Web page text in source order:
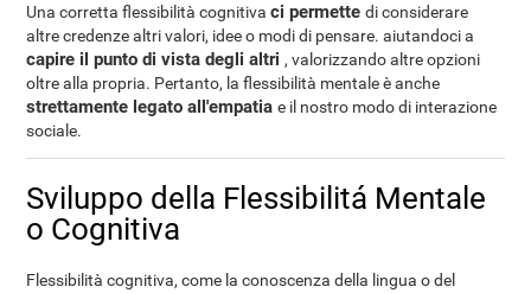
Una corretta flessibilità cognitivaci permettedi considerare
altre credenze altri valori, idee o modi di pensare. aiutandoci a
capire il punto di vista degli altri, valorizzando altre opzioni
oltre alla propria. Pertanto, la flessibilità mentale è anche
strettamente legato all'empatiae il nostro modo di interazione
sociale.
Sviluppo della Flessibilitá Mentale
o Cognitiva
Flessibilità cognitiva, come la conoscenza della lingua o del